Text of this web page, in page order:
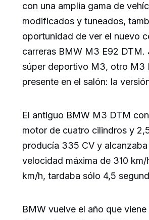
con una amplia gama de
modificados y tuneados,
oportunidad de ver el nuevo
carreras BMW M3 E92 DTM.
súper deportivo M3, otro M3
presente en el salón: la
El antiguo BMW M3 DTM
motor de cuatro cilindros y
producía 335 CV y alcanzaba
velocidad máxima de 310 km/
km/h, tardaba sólo 4,5
BMW vuelve el año que